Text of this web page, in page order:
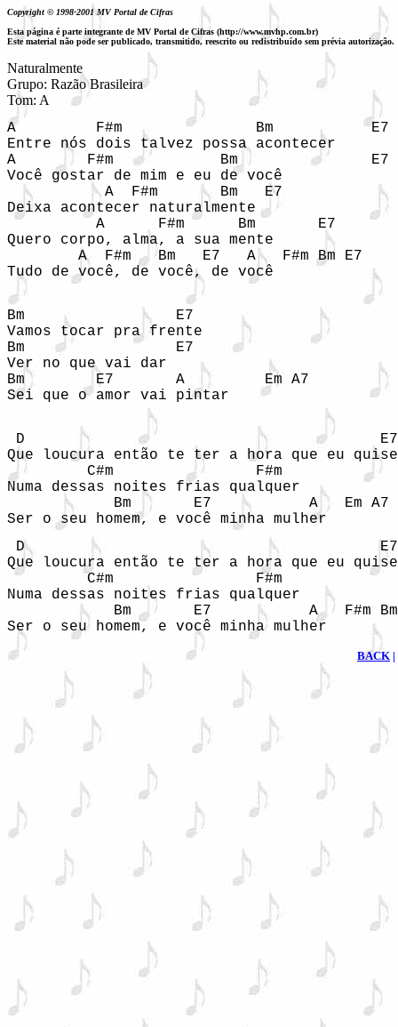
Copyright © 1998-2001 MV Portal de Cifras
Esta página é parte integrante de MV Portal de Cifras (http://www.mvhp.com.br)
Este material não pode ser publicado, transmitido, reescrito ou redistribuído sem prévia autorização.
Naturalmente
Grupo: Razão Brasileira
A         F#m               Bm           E7
Entre nós dois talvez possa acontecer
A        F#m            Bm               E7
Você gostar de mim e eu de você
           A  F#m       Bm   E7
Deixa acontecer naturalmente
          A      F#m      Bm       E7
Quero corpo, alma, a sua mente
        A  F#m   Bm   E7   A   F#m Bm E7
Tudo de você, de você, de você
Bm                 E7
Vamos tocar pra frente
Bm                 E7
Ver no que vai dar
Bm        E7       A         Em A7
Sei que o amor vai pintar
D                                        E7
Que loucura então te ter a hora que eu
         C#m                F#m
Numa dessas noites frias qualquer
            Bm       E7           A   Em A7
Ser o seu homem, e você minha mulher
D                                        E7
Que loucura então te ter a hora que eu
         C#m                F#m
Numa dessas noites frias qualquer
Bm       E7           A   F#m
Ser o seu homem, e você minha mulher
BACK |